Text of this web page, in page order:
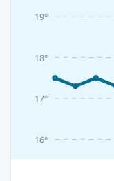
16°
17°
18°
19°